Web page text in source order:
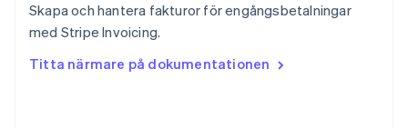
Skapa och hantera fakturor för engångsbetalningar
med Stripe Invoicing.
Titta närmare på dokumentationen
Thailand
ไทยEnglish
English